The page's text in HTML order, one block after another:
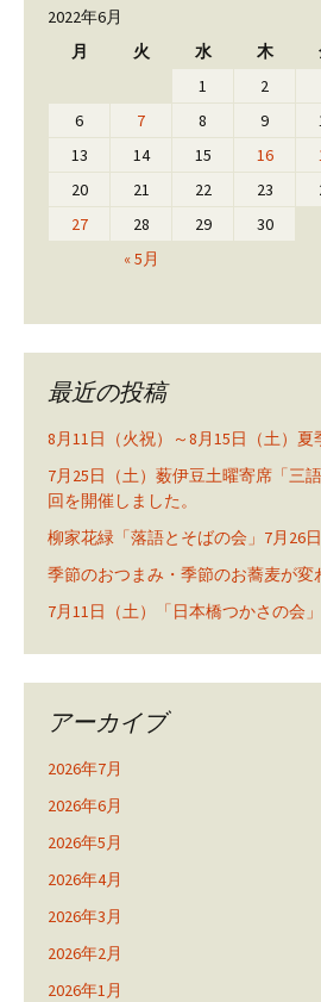
2022年6月
月
火 水 木
« 5月
1 2
6
7 8 9
13
14 15 16
20
21 22 23
27
28 29 30
最近の投稿
8月11日（火祝）～8月15日（土）夏
7月25日（土）薮伊豆土曜寄席「三
回を開催しました。
柳家花緑「落語とそばの会」7月26
季節のおつまみ・季節のお蕎麦が変
7月11日（土）「日本橋つかさの会
アーカイブ
2026年7月
2026年6月
2026年5月
2026年4月
2026年3月
2026年2月
2026年1月